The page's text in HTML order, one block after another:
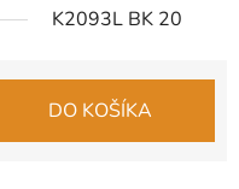
K2093L BK 20
DO KOŠÍKA